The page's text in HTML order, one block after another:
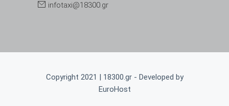
infotaxi@18300.gr
Copyright 2021 | 18300.gr - Developed by
EuroHost